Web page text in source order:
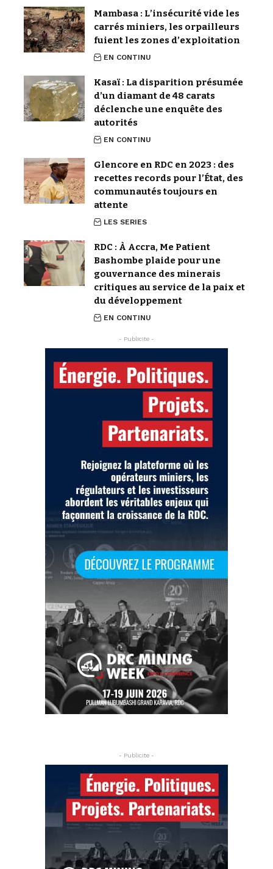
Mambasa : L’insécurité vide les
carrés miniers, les orpailleurs
fuient les zones d’exploitation
EN CONTINU
Kasaï : La disparition présumée
d’un diamant de 48 carats
déclenche une enquête des
autorités
EN CONTINU
Glencore en RDC en 2023 : des
recettes records pour l’État, des
communautés toujours en
attente
LES SERIES
RDC : À Accra, Me Patient
Bashombe plaide pour une
gouvernance des minerais
critiques au service de la paix et
du développement
EN CONTINU
- Publicite -
- Publicite -